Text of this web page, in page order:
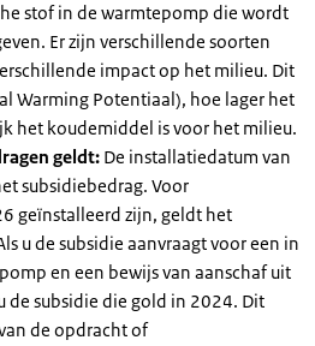
stof in de warmtepomp die wordt
Er zijn verschillende soorten
impact op het milieu. Dit
Warming Potentiaal), hoe lager het
het koudemiddel is voor het milieu.
geldt: De installatiedatum van
subsidiebedrag. Voor
geïnstalleerd zijn, geldt het
u de subsidie aanvraagt voor een in
en een bewijs van aanschaf uit
de subsidie die gold in 2024. Dit
de opdracht of